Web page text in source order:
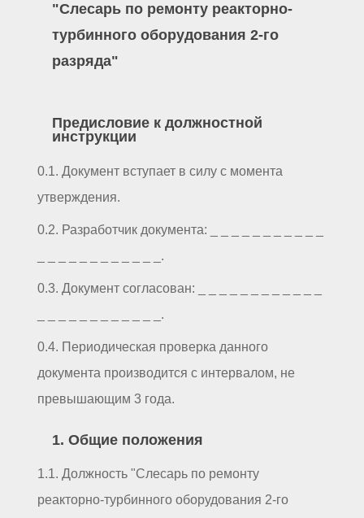
"Слесарь по ремонту реакторно-
турбинного оборудования 2-го
разряда"
Предисловие к должностной
инструкции
0.1. Документ вступает в силу с момента
утверждения.
0.2. Разработчик документа: _ _ _ _ _ _ _ _ _ _ _
_ _ _ _ _ _ _ _ _ _ _ _.
0.3. Документ согласован: _ _ _ _ _ _ _ _ _ _ _ _
_ _ _ _ _ _ _ _ _ _ _ _.
0.4. Периодическая проверка данного
документа производится с интервалом, не
превышающим 3 года.
1. Общие положения
1.1. Должность "Слесарь по ремонту
реакторно-турбинного оборудования 2-го